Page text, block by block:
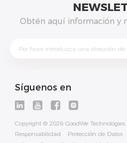
Obtén aquí información y
Síguenos en
Copyright © 2026 GoodWe
Responsabilidad
Protección de Datos